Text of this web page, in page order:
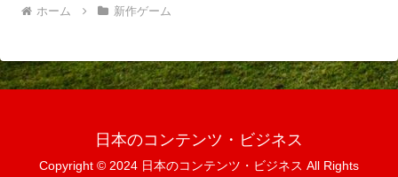
ホーム 新作ゲーム
日本のコンテンツ・ビジネス
Copyright © 2024 日本のコンテンツ・ビジネス All Rights